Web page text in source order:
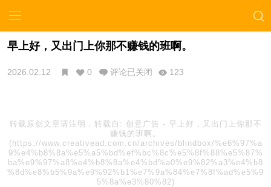
早上好，又出门上你那不赚钱的班啊。
2026.02.12 0 评论已关闭 123
转载原创文章请注明，转载自: 创意广告 - 早上好，又出门上你那不
赚钱的班啊。
(https://www.creativead.com.cn/archives/blindbox/%e6%97%a
9%e4%b8%8a%e5%a5%bd%ef%bc%8c%e5%8f%88%e5%87%
ba%e9%97%a8%e4%b8%8a%e4%bd%a0%e9%82%a3%e4%b8
%8d%e8%b5%9a%e9%92%b1%e7%9a%84%e7%8f%ad%e5%9
5%8a%e3%80%82)